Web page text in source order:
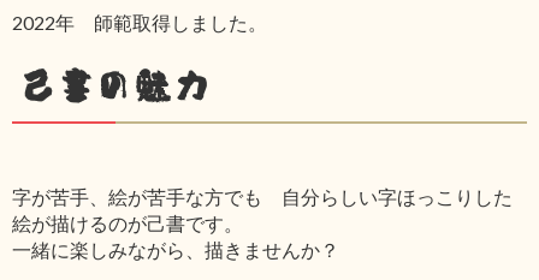
2022年 師範取得しました。
己書の魅力
字が苦手、絵が苦手な方でも 自分らしい字ほっこりした
絵が描けるのが己書です。
一緒に楽しみながら、描きませんか？